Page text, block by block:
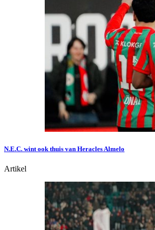
N.E.C. wint ook thuis van Heracles Almelo
Artikel